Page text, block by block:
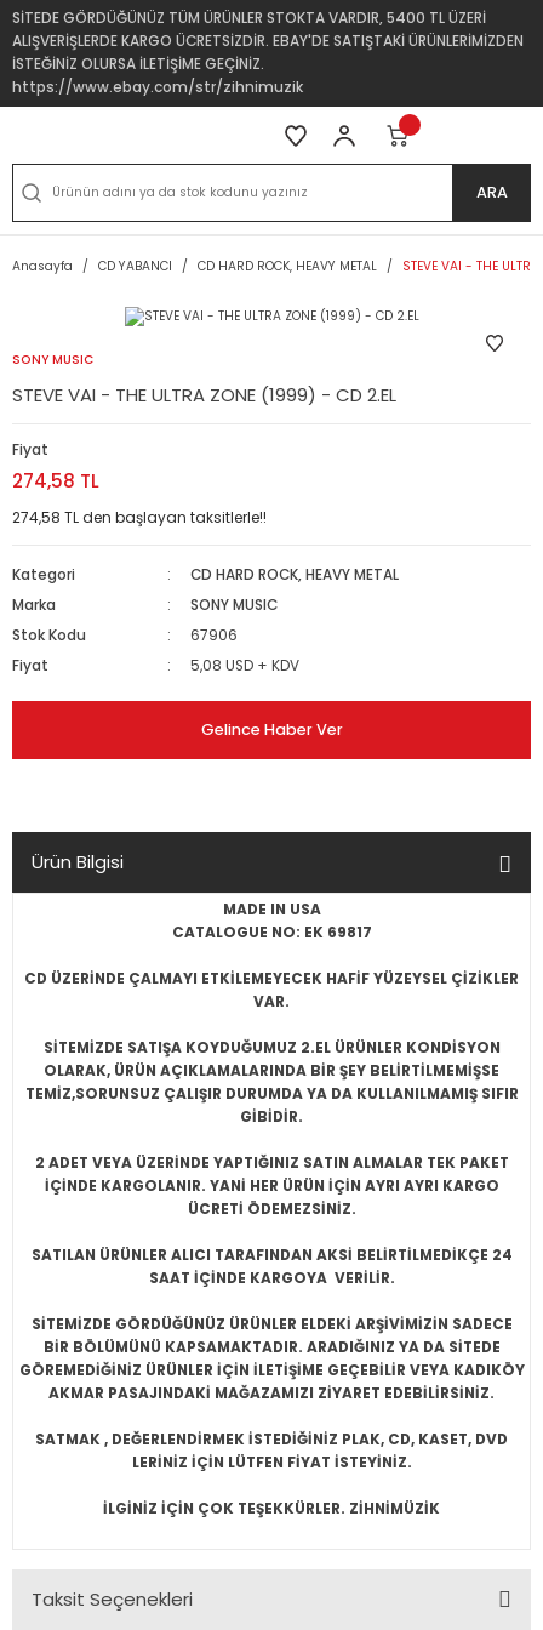
SİTEDE GÖRDÜĞÜNÜZ TÜM ÜRÜNLER STOKTA VARDIR, 5400 TL ÜZERİ
ALIŞVERİŞLERDE KARGO ÜCRETSİZDİR. EBAY'DE SATIŞTAKİ ÜRÜNLERİMİZDEN
İSTEĞİNİZ OLURSA İLETİŞİME GEÇİNİZ.
https://www.ebay.com/str/zihnimuzik
ARA
Anasayfa CD YABANCI CD HARD ROCK, HEAVY METAL STEVE VAI - THE
SONY MUSIC
STEVE VAI - THE ULTRA ZONE (1999) - CD 2.EL
Fiyat
274,58 TL
274,58 TL den başlayan taksitlerle!!
Kategori
CD HARD ROCK, HEAVY METAL
Marka
SONY MUSIC
Stok Kodu
67906
Fiyat
5,08 USD + KDV
Gelince Haber Ver
Ürün Bilgisi
MADE IN USA
CATALOGUE NO: EK 69817
CD ÜZERİNDE ÇALMAYI ETKİLEMEYECEK HAFİF YÜZEYSEL ÇİZİKLER
VAR.
SİTEMİZDE SATIŞA KOYDUĞUMUZ 2.EL ÜRÜNLER KONDİSYON
OLARAK, ÜRÜN AÇIKLAMALARINDA BİR ŞEY BELİRTİLMEMİŞSE
TEMİZ,SORUNSUZ ÇALIŞIR DURUMDA YA DA KULLANILMAMIŞ SIFIR
GİBİDİR.
2 ADET VEYA ÜZERİNDE YAPTIĞINIZ SATIN ALMALAR TEK PAKET
İÇİNDE KARGOLANIR. YANİ HER ÜRÜN İÇİN AYRI AYRI KARGO
ÜCRETİ ÖDEMEZSİNİZ.
SATILAN ÜRÜNLER ALICI TARAFINDAN AKSİ BELİRTİLMEDİKÇE 24
SAAT İÇİNDE KARGOYA VERİLİR.
SİTEMİZDE GÖRDÜĞÜNÜZ ÜRÜNLER ELDEKİ ARŞİVİMİZİN SADECE
BİR BÖLÜMÜNÜ KAPSAMAKTADIR. ARADIĞINIZ YA DA SİTEDE
GÖREMEDİĞİNİZ ÜRÜNLER İÇİN İLETİŞİME GEÇEBİLİR VEYA KADIKÖY
AKMAR PASAJINDAKİ MAĞAZAMIZI ZİYARET EDEBİLİRSİNİZ.
SATMAK , DEĞERLENDİRMEK İSTEDİĞİNİZ PLAK, CD, KASET, DVD
LERİNİZ İÇİN LÜTFEN FİYAT İSTEYİNİZ.
İLGİNİZ İÇİN ÇOK TEŞEKKÜRLER. ZİHNİMÜZİK
Taksit Seçenekleri